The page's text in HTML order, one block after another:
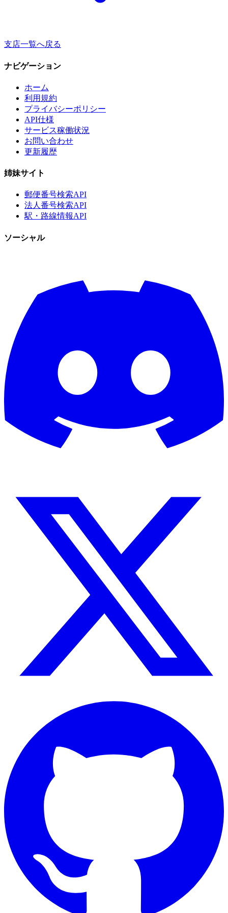
支店一覧へ戻る
ナビゲーション
ホーム
利用規約
プライバシーポリシー
API仕様
サービス稼働状況
お問い合わせ
更新履歴
姉妹サイト
郵便番号検索API
法人番号検索API
駅・路線情報API
ソーシャル